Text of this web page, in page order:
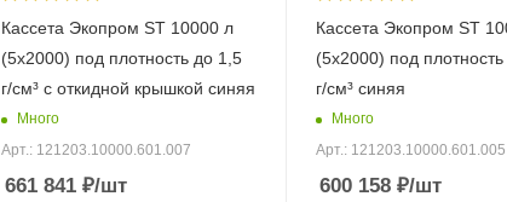
Кассета Экопром ST 10000 л
(5х2000) под плотность до 1,5
г/см³ с откидной крышкой синяя
Много
Арт.: 121203.10000.601.007
661 841 ₽/шт
Кассета Экопром ST
(5х2000) под
г/см³ синяя
Много
Арт.: 121203.10000.601.005
600 158₽/шт